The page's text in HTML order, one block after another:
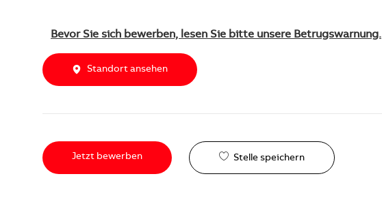
Bevor Sie sich bewerben, lesen Sie bitte unsere Betrugswarnung.
Standort ansehen
Jetzt bewerben Stelle speichern